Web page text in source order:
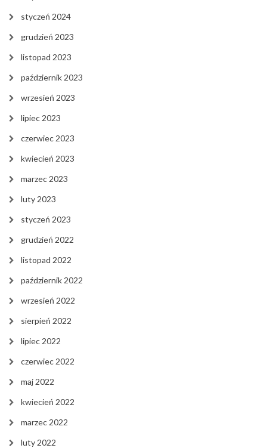
styczeń 2024
grudzień 2023
listopad 2023
październik 2023
wrzesień 2023
lipiec 2023
czerwiec 2023
kwiecień 2023
marzec 2023
luty 2023
styczeń 2023
grudzień 2022
listopad 2022
październik 2022
wrzesień 2022
sierpień 2022
lipiec 2022
czerwiec 2022
maj 2022
kwiecień 2022
marzec 2022
luty 2022